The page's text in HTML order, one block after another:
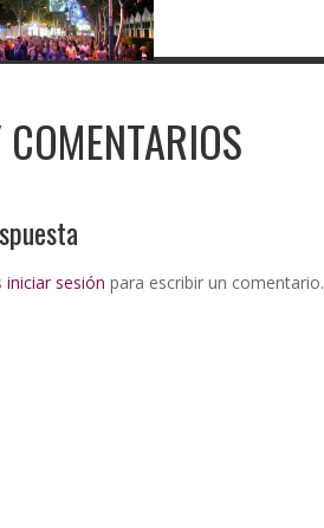
iniciar sesión para escribir un comentario.